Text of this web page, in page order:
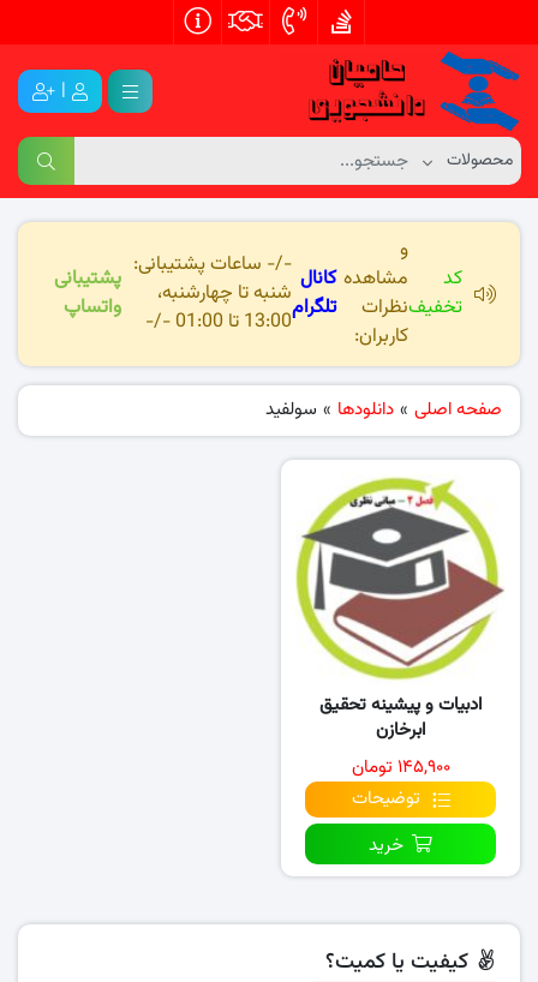
|
کد
تخفیف
و
مشاهده
نظرات
کاربران:
کانال
تلگرام
-/- ساعات پشتیبانی:
شنبه تا چهارشنبه،
13:00 تا 01:00 -/-
پشتیبانی
واتساپ
صفحه اصلی » دانلودها » سولفید
ادبیات و پیشینه تحقیق
ابرخازن
۱۴۵,۹۰۰ تومان
توضیحات
خرید
کیفیت یا کمیت؟